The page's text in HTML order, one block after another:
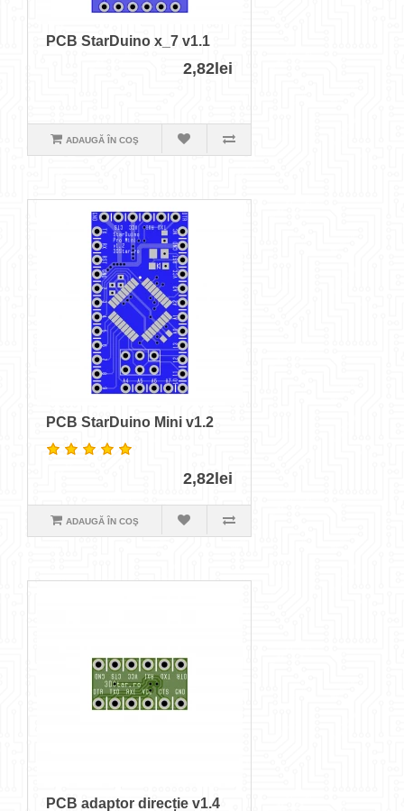
PCB StarDuino x_7 v1.1
2,82lei
ADAUGĂ ÎN COŞ
PCB StarDuino Mini v1.2
2,82lei
ADAUGĂ ÎN COŞ
PCB adaptor direcție v1.4